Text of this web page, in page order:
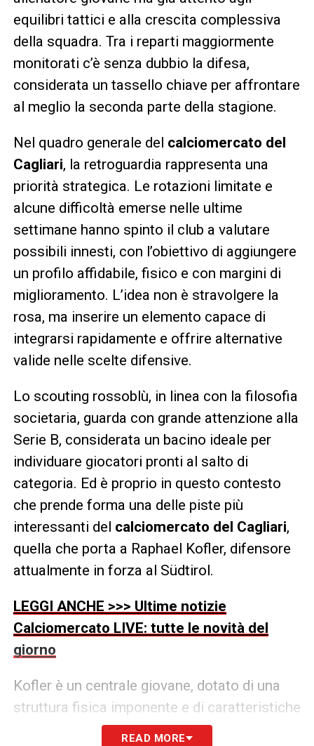
equilibri tattici e alla crescita complessiva
della squadra. Tra i reparti maggiormente
monitorati c’è senza dubbio la difesa,
considerata un tassello chiave per affrontare
al meglio la seconda parte della stagione.
Nel quadro generale del calciomercato del
Cagliari, la retroguardia rappresenta una
priorità strategica. Le rotazioni limitate e
alcune difficoltà emerse nelle ultime
settimane hanno spinto il club a valutare
possibili innesti, con l’obiettivo di aggiungere
un profilo affidabile, fisico e con margini di
miglioramento. L’idea non è stravolgere la
rosa, ma inserire un elemento capace di
integrarsi rapidamente e offrire alternative
valide nelle scelte difensive.
Lo scouting rossoblù, in linea con la filosofia
societaria, guarda con grande attenzione alla
Serie B, considerata un bacino ideale per
individuare giocatori pronti al salto di
categoria. Ed è proprio in questo contesto
che prende forma una delle piste più
interessanti del calciomercato del Cagliari,
quella che porta a Raphael Kofler, difensore
attualmente in forza al Südtirol.
LEGGI ANCHE >>> Ultime notizie
Calciomercato LIVE: tutte le novità del
giorno
Kofler è un centrale giovane, dotato di una
struttura fisica imponente e di caratteristiche
che si sposano bene con le esigenze del
READ MORE